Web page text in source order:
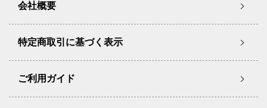
会社概要
特定商取引に基づく表示
ご利用ガイド